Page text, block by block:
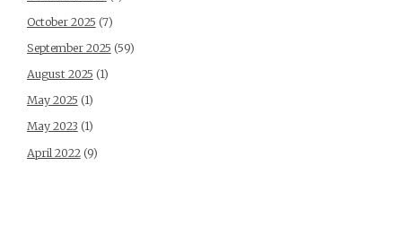
October 2025 (7)
September 2025 (59)
August 2025 (1)
May 2025 (1)
May 2023 (1)
April 2022(9)